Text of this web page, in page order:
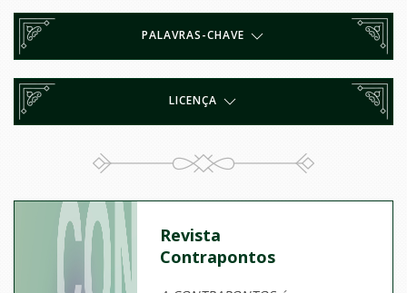
PALAVRAS-CHAVE
LICENÇA
Revista
Contrapontos